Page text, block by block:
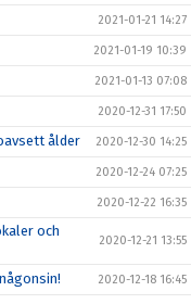
2021-01-21 14:27
2021-01-19 10:39
2021-01-13 07:08
2020-12-31 17:50
ålder 2020-12-30 14:25
2020-12-24 07:25
2020-12-22 16:35
och
2020-12-21 13:55
2020-12-18 16:45